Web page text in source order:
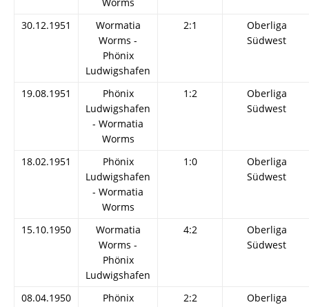
30.12.1951
Wormatia
Worms -
Phönix
Ludwigshafen
2:1
Oberliga
Südwest
19.08.1951
Phönix
Ludwigshafen
- Wormatia
Worms
1:2
Oberliga
Südwest
18.02.1951
Phönix
Ludwigshafen
- Wormatia
Worms
1:0
Oberliga
Südwest
15.10.1950
Wormatia
Worms -
Phönix
Ludwigshafen
4:2
Oberliga
Südwest
08.04.1950
Phönix
2:2
Oberliga